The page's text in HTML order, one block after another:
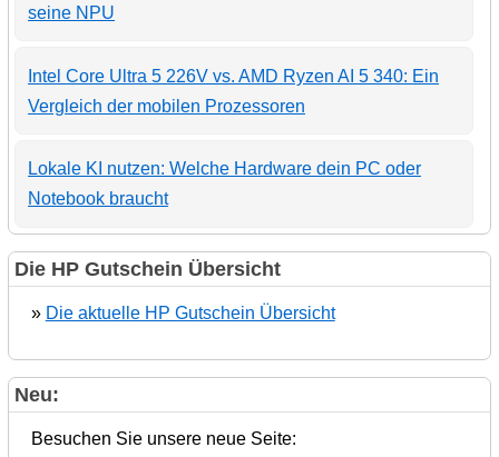
seine NPU
Intel Core Ultra 5 226V vs. AMD Ryzen AI 5 340: Ein
Vergleich der mobilen Prozessoren
Lokale KI nutzen: Welche Hardware dein PC oder
Notebook braucht
Die HP Gutschein Übersicht
» Die aktuelle HP Gutschein Übersicht
Neu:
Besuchen Sie unsere neue Seite: